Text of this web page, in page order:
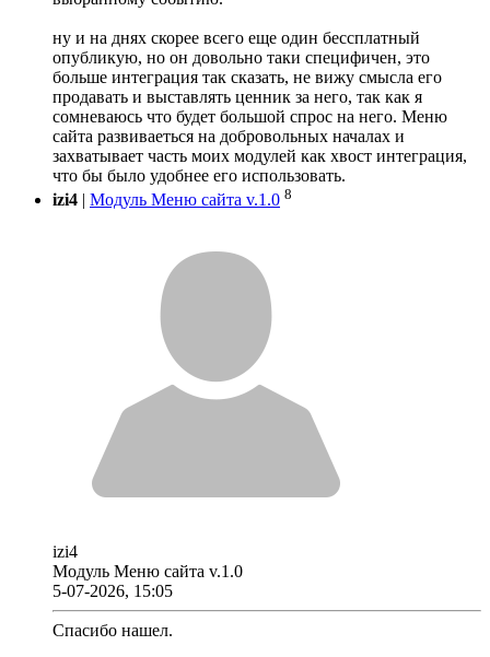
ну и на днях скорее всего еще один бессплатный
опубликую, но он довольно таки специфичен, это
больше интеграция так сказать, не вижу смысла его
продавать и выставлять ценник за него, так как я
сомневаюсь что будет большой спрос на него. Меню
сайта развиваеться на добровольных началах и
захватывает часть моих модулей как хвост интеграция,
что бы было удобнее его использовать.
izi4
Модуль Меню сайта v.1.0 8
izi4
Модуль Меню сайта v.1.0
5-07-2026, 15:05
Спасибо нашел.